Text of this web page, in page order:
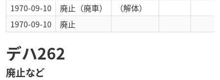
1970-09-10
廃止 （廃車）
（解体）
1970-09-10
廃止
デハ262
廃止など